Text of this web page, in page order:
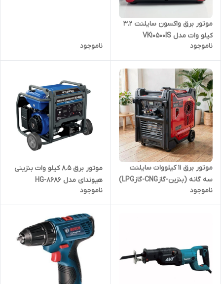
موتور برق واکسون سایلنت 3.2
کیلو وات مدل VK10500IS
ناموجود
ناموجود
موتور برق ۱۱ کیلووات سایلنت
سه گانه (بنزین-گازCNG-گازLPG)
ایزی پاور مدل S17800GAS
ناموجود
موتور برق 8.5 کیلو وات بنزینی
هیوندای مدل HG-8686
ناموجود